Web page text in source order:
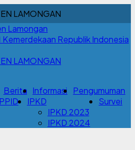
LAMONGAN
LAMONGAN
Berita Informasi
Pengumuman
PPID
IPKD
IPKD 2023
IPKD 2024
Survei